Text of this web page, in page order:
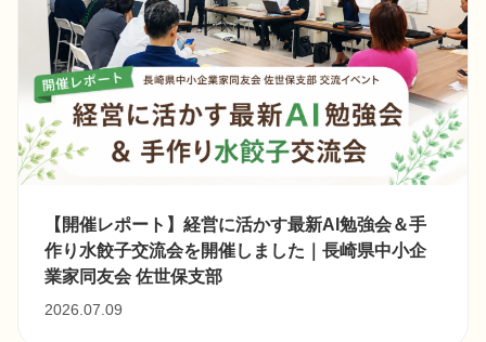
【開催レポート】経営に活かす最新AI勉強会＆手
作り水餃子交流会を開催しました｜長崎県中小企
業家同友会 佐世保支部
2026.07.09